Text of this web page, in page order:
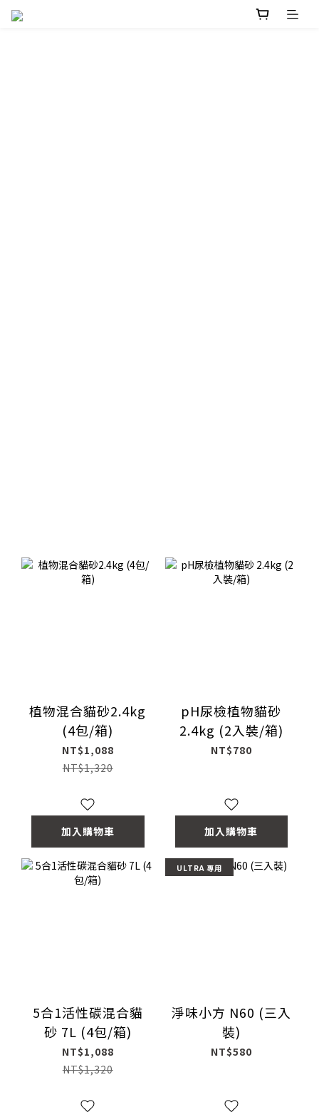
植物混合貓砂2.4kg
(4包/箱)
NT$1,088
NT$1,320
加入購物車
pH尿檢植物貓砂
2.4kg (2入裝/箱)
NT$780
加入購物車
5合1活性碳混合貓
砂 7L (4包/箱)
NT$1,088
NT$1,320
ULTRA 專用
淨味小方 N60 (三入
裝)
NT$580